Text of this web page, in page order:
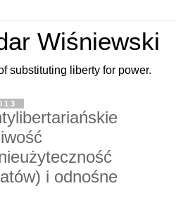
Wiśniewski
substituting liberty for power.
i odnośne